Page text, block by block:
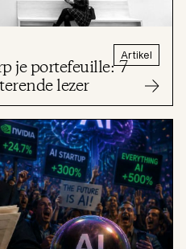
je portefeuille: 7
lezer
Artikel